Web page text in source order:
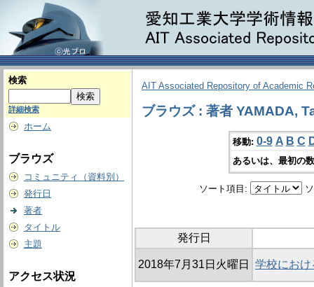
検索
詳細検索
ホーム
ブラウズ
コミュニティ（資料別）
発行日
著者
タイトル
主題
アクセス状況
AIT Associated Repository of Academic
ブラウズ : 著者 YAMADA,
移動: 0-9 A B C
あるいは、最初の
ソート項目:
発行日
2018年7月31日火曜日 学校にお